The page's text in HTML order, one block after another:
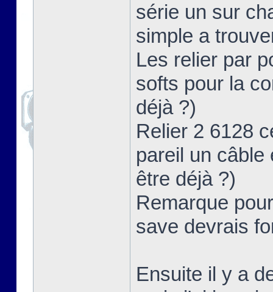
série un sur
simple a
Les relier par
softs pour la
déjà ?)
Relier 2 6128
pareil un
être déjà ?)
Remarque
save devrais
Ensuite il y a